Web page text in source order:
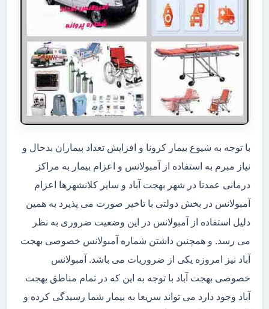
با توجه به شیوع بیمار کرونا و افزایش تعداد بیماران بدحال و
نیاز مبرم به استفاده از آمبولانس و اعزام بیمار به مراکز
درمانی عمدتا در شهر بهجت آباد و سایر کلانشهرها اعزام
آمبولانس در بخش دولتی با تاخیر صورت می پذیرد به همین
دلیل استفاده از آمبولانس در این وضعیت ضروری به نظر
می رسد. و همچنین داشتن شماره آمبولانس خصوصی بهجت
آباد نیز امروزه یکی از ضروریات می باشد. آمبولانس
خصوصی بهجت آباد با توجه به این که در تمام مناطق بهجت
آباد وجود دارد می تواند سریعا به بیمار شما رسیدگی کرده و